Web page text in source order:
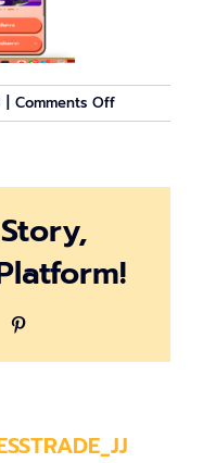
Comments Offon
Screenshot